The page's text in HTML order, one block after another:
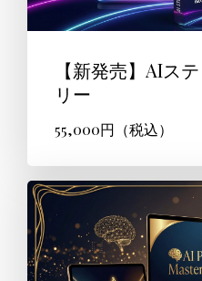
【新発売】AIス
リー
55,000円（税込）